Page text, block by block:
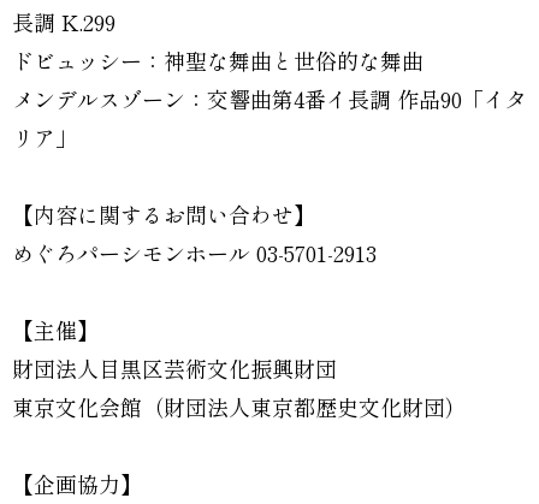
長調 K.299
ドビュッシー：神聖な舞曲と世俗的な舞曲
メンデルスゾーン：交響曲第4番イ長調 作品90「イタ
リア」
【内容に関するお問い合わせ】
めぐろパーシモンホール 03-5701-2913
【主催】
財団法人目黒区芸術文化振興財団
東京文化会館（財団法人東京都歴史文化財団）
【企画協力】